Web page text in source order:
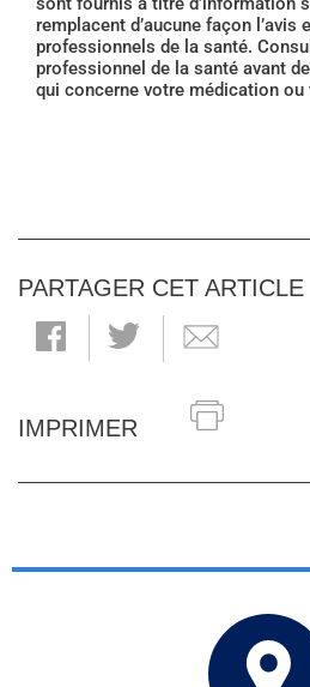
remplacent d’aucune façon
professionnels de la santé.
professionnel de la santé avant
qui concerne votre médication
PARTAGER CET ARTICLE
IMPRIMER